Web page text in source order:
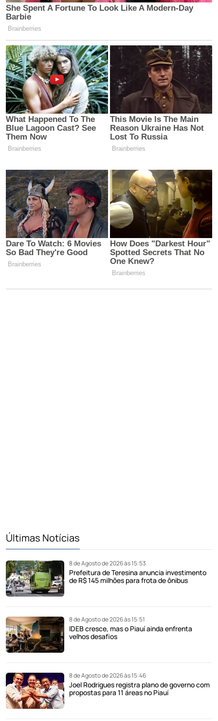
Últimas Notícias
8 de Agosto de 2026 às 15:53
Prefeitura de Teresina anuncia investimento
de R$ 145 milhões para frota de ônibus
8 de Agosto de 2026 às 15:51
IDEB cresce, mas o Piauí ainda enfrenta
velhos desafios
8 de Agosto de 2026 às 15:46
Joel Rodrigues registra plano de governo com
propostas para 11 áreas no Piauí